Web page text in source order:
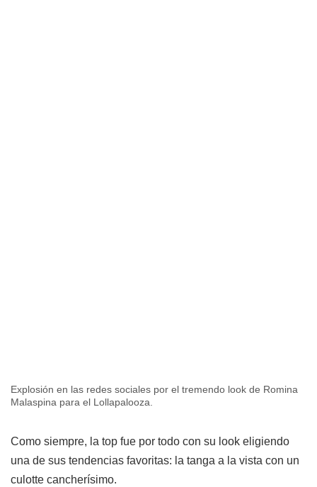
Explosión en las redes sociales por el tremendo look de Romina
Malaspina para el Lollapalooza.
Como siempre, la top fue por todo con su look eligiendo
una de sus tendencias favoritas: la tanga a la vista con un
culotte cancherísimo.